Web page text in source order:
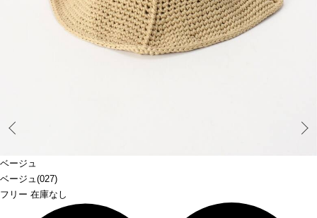
ベージュ
ベージュ(027)
フリー 在庫なし